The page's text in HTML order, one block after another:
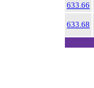
633.66
633.68